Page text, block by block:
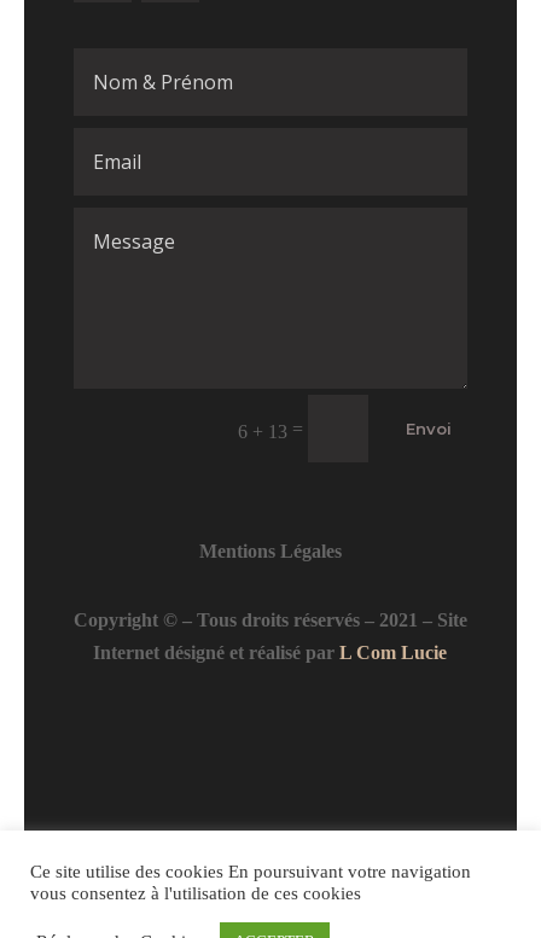
6 + 13 = Envoi
Mentions Légales
Copyright © – Tous droits réservés – 2021 – Site
Internet désigné et réalisé parL Com Lucie
Ce site utilise des cookies En poursuivant votre navigation
vous consentez à l'utilisation de ces cookies